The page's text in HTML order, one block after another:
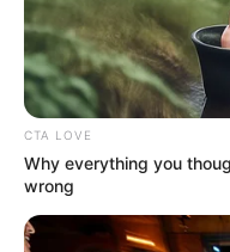
CTA LOVE
Why everything you
wrong